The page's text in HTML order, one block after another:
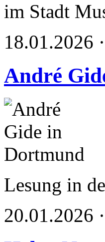
im Stadt
18.01.2026
André
Lesung in
20.01.2026